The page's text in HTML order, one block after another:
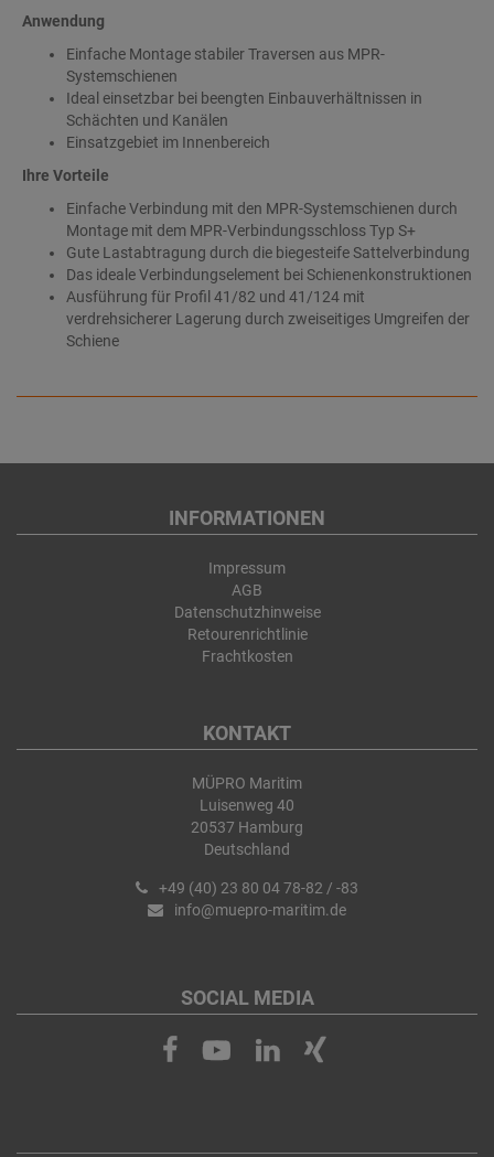
Anwendung
Einfache Montage stabiler Traversen aus MPR-
Systemschienen
Ideal einsetzbar bei beengten Einbauverhältnissen in
Schächten und Kanälen
Einsatzgebiet im Innenbereich
Ihre Vorteile
Einfache Verbindung mit den MPR-Systemschienen durch
Montage mit dem MPR-Verbindungsschloss Typ S+
Gute Lastabtragung durch die biegesteife Sattelverbindung
Das ideale Verbindungselement bei Schienenkonstruktionen
Ausführung für Profil 41/82 und 41/124 mit
verdrehsicherer Lagerung durch zweiseitiges Umgreifen der
Schiene
INFORMATIONEN
Impressum
AGB
Datenschutzhinweise
Retourenrichtlinie
Frachtkosten
KONTAKT
MÜPRO Maritim
Luisenweg 40
20537 Hamburg
Deutschland
+49 (40) 23 80 04 78-82 / -83
info@muepro-maritim.de
SOCIAL MEDIA